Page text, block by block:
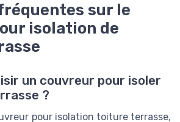
sur le
isolation de
un couvreur pour isoler
?
pour isolation toiture terrasse,